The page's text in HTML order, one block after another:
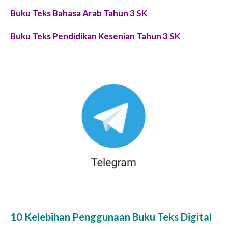
Buku Teks Bahasa Arab Tahun 3 SK
Buku Teks Pendidikan Kesenian Tahun 3 SK
10 Kelebihan Penggunaan Buku Teks Digital